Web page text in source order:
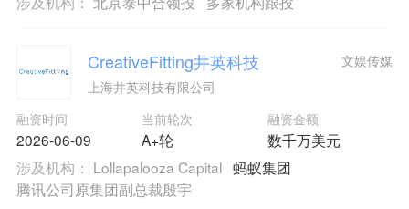
CreativeFitting井英科技
上海井英科技有限公司
融资时间
2026-06-09
当前轮次
A+轮
融资金额
数千万美元
文娱传媒
涉及机构： Lollapalooza Capital 蚂蚁集团
腾讯公司原集团副总裁殷宇